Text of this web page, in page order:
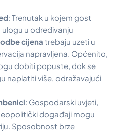
: Trenutak u kojem gost
ulogu u određivanju
cijena trebaju uzeti u
napravljena. Općenito,
dobiti popuste, dok se
naplatiti više, odražavajući
: Gospodarski uvjeti,
događaji mogu
Sposobnost brze